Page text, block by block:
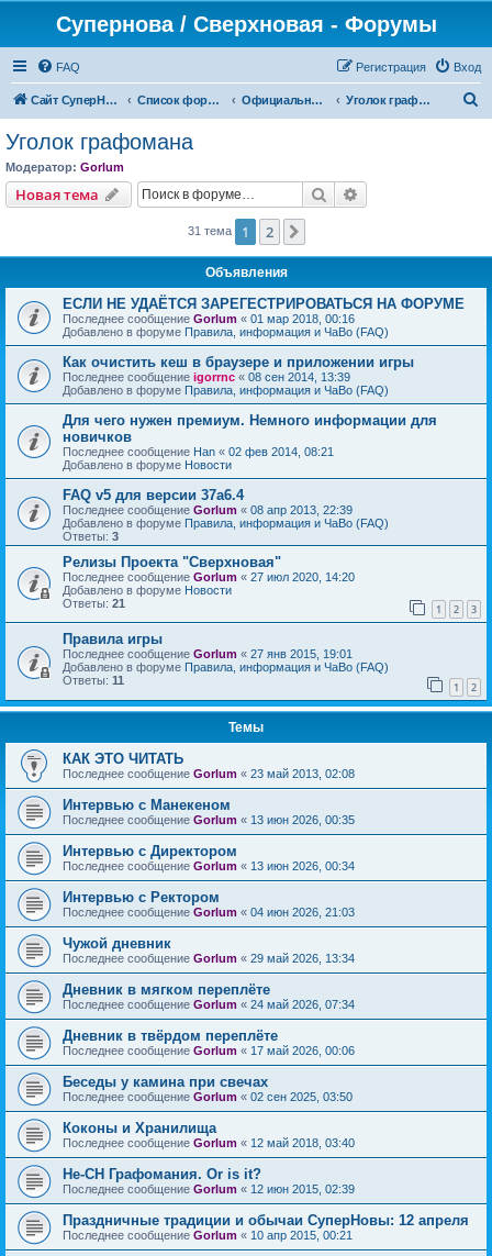
Супернова / Сверхновая - Форумы
FAQ Вход
Регистрация
Сайт СуперНова Список форумов Официальные сервера проекта "Сверхновая" (*.supernova.ws) Уголок графомана
Уголок графомана
Модератор: Gorlum
Новая тема Поиск
31 тема 1 2
Объявления
ЕСЛИ НЕ УДАЁТСЯ ЗАРЕГЕСТРИРОВАТЬСЯ НА ФОРУМЕ
Последнее сообщение Gorlum « 01 мар 2018, 00:16
Добавлено в форуме Правила, информация и ЧаВо (FAQ)
Как очистить кеш в браузере и приложении игры
Последнее сообщение igorrnc « 08 сен 2014, 13:39
Добавлено в форуме Правила, информация и ЧаВо (FAQ)
Для чего нужен премиум. Немного информации для
новичков
Последнее сообщение Han « 02 фев 2014, 08:21
Добавлено в форуме Новости
FAQ v5 для версии 37a6.4
Последнее сообщение Gorlum « 08 апр 2013, 22:39
Добавлено в форуме Правила, информация и ЧаВо (FAQ)
Ответы: 3
Релизы Проекта "Сверхновая"
Последнее сообщение Gorlum « 27 июл 2020, 14:20
Добавлено в форуме Новости
Ответы: 21 1 2 3
Правила игры
Последнее сообщение Gorlum « 27 янв 2015, 19:01
Добавлено в форуме Правила, информация и ЧаВо (FAQ)
Ответы: 11 1 2
Темы
КАК ЭТО ЧИТАТЬ
Последнее сообщение Gorlum « 23 май 2013, 02:08
Интервью с Манекеном
Последнее сообщение Gorlum « 13 июн 2026, 00:35
Интервью с Директором
Последнее сообщение Gorlum « 13 июн 2026, 00:34
Интервью с Ректором
Последнее сообщение Gorlum « 04 июн 2026, 21:03
Чужой дневник
Последнее сообщение Gorlum « 29 май 2026, 13:34
Дневник в мягком переплёте
Последнее сообщение Gorlum « 24 май 2026, 07:34
Дневник в твёрдом переплёте
Последнее сообщение Gorlum « 17 май 2026, 00:06
Беседы у камина при свечах
Последнее сообщение Gorlum « 02 сен 2025, 03:50
Коконы и Хранилища
Последнее сообщение Gorlum « 12 май 2018, 03:40
Не-СН Графомания. Or is it?
Последнее сообщение Gorlum « 12 июн 2015, 02:39
Праздничные традиции и обычаи СуперНовы: 12 апреля
Последнее сообщение Gorlum « 10 апр 2015, 00:21